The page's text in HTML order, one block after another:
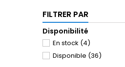
FILTRER PAR
Disponibilité
En stock (4)
Disponible (36)